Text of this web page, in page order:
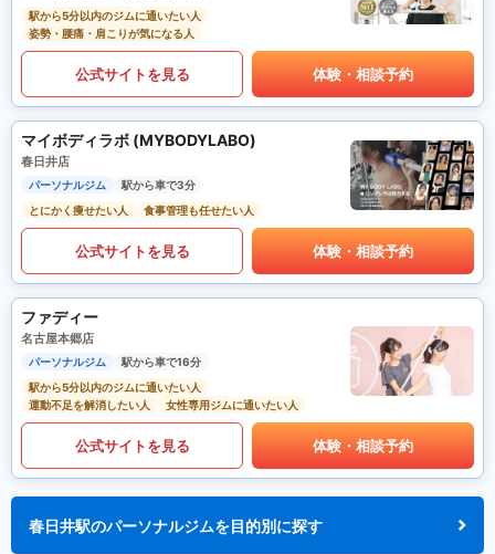
駅から5分以内のジムに通いたい人
姿勢・腰痛・肩こりが気になる人
公式サイトを見る 体験・相談予約
マイボディラボ (MYBODYLABO)
春日井店
パーソナルジム
駅から車で3分
とにかく痩せたい人
食事管理も任せたい人
公式サイトを見る 体験・相談予約
ファディー
名古屋本郷店
パーソナルジム
駅から車で16分
駅から5分以内のジムに通いたい人
運動不足を解消したい人
女性専用ジムに通いたい人
公式サイトを見る 体験・相談予約
春日井駅のパーソナルジムを目的別に探す